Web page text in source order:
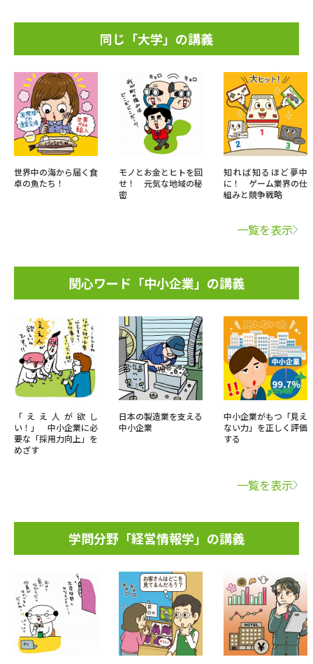
同じ「大学」の講義
世界中の海から届く食
卓の魚たち！
モノとお金とヒトを回
せ！ 元気な地域の秘
密
知れば知るほど夢中
に！ ゲーム業界の仕
組みと競争戦略
一覧を表示
関心ワード「中小企業」の講義
「ええ人が欲し
い！」 中小企業に必
要な「採用力向上」を
めざす
日本の製造業を支える
中小企業
中小企業がもつ「見え
ない力」を正しく評価
する
一覧を表示
学問分野「経営情報学」の講義